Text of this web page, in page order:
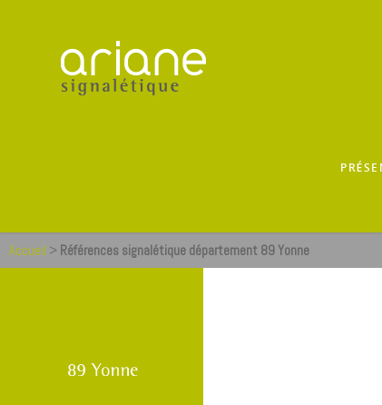
Accueil > Références signalétique département 89 Yonne